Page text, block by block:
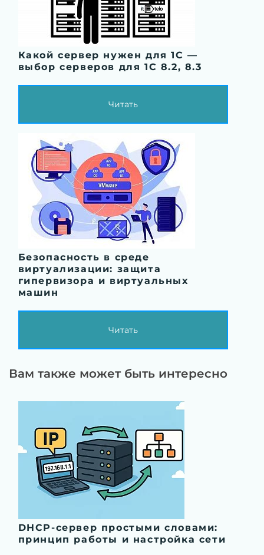
Какой сервер нужен для 1С —
выбор серверов для 1С 8.2, 8.3
Читать
Безопасность в среде
виртуализации: защита
гипервизора и виртуальных
машин
Читать
Вам также может быть интересно
DHCP-сервер простыми словами:
принцип работы и настройка сети